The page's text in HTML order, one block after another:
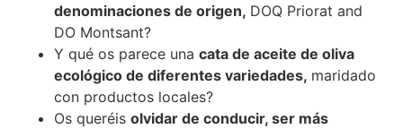
denominaciones de origen, DOQ Priorat and
DO Montsant?
Y qué os parece una cata de aceite de oliva
ecológico de diferentes variedades, maridado
con productos locales?
Os queréis olvidar de conducir, ser más